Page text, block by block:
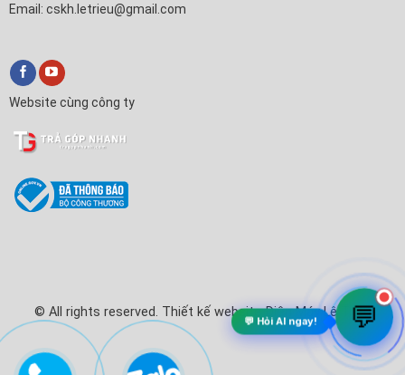
Email: cskh.letrieu@gmail.com
Website cùng công ty
© All rights reserved. Thiết kế website Điện Máy Lê Triều
Xin chào! Em là
Anh/chị cần tư vấn mua Tivi, Máy lạnh hay làm thủ tục trả
💬
💬 Hỏi AI ngay!